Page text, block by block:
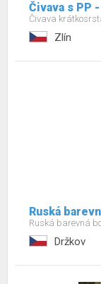
Čivava s PP
Čivava
Zlín
Ruská
Ruská barevná
Držkov